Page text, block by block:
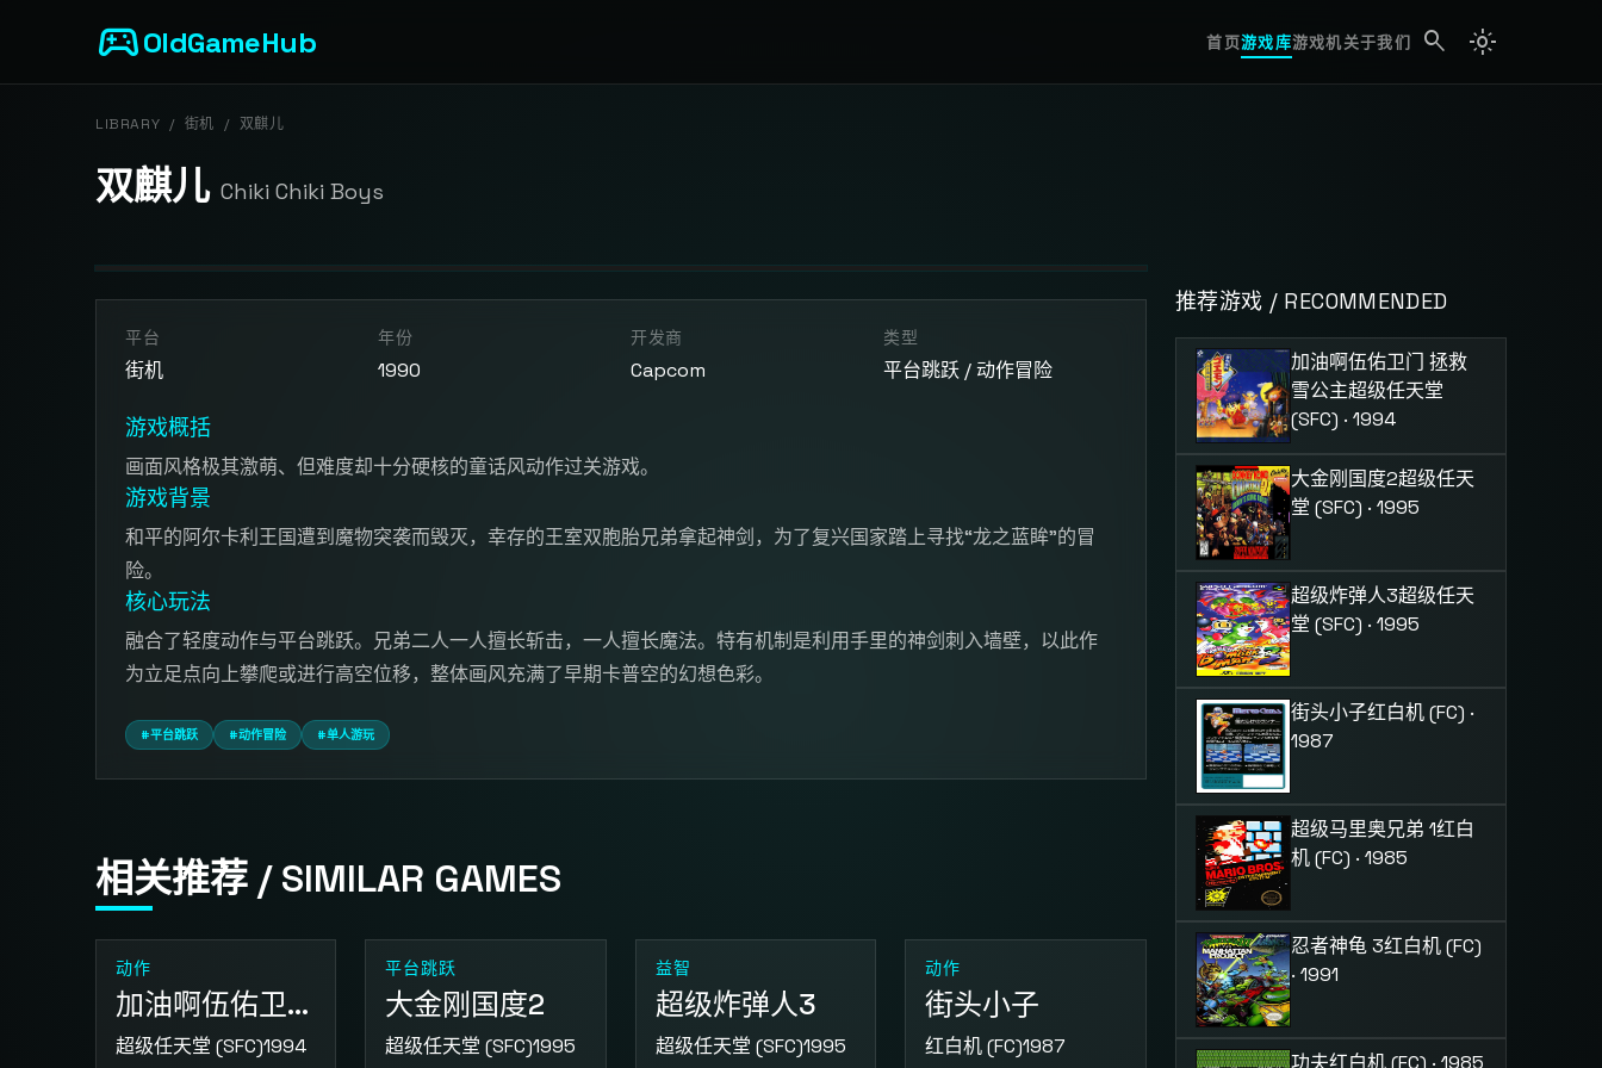
sports_esportsOldGameHub 首页游戏库游戏机关于我们 search light_mode
LIBRARY / 街机 / 双麒儿
双麒儿 Chiki Chiki Boys
开始游戏
点击按钮加载游戏模拟器
平台
街机
年份
1990
开发商
Capcom
类型
平台跳跃 / 动作冒险
游戏概括
画面风格极其激萌、但难度却十分硬核的童话风动作过关游戏。
游戏背景
和平的阿尔卡利王国遭到魔物突袭而毁灭，幸存的王室双胞胎兄弟拿起神剑，为了复兴国家踏上寻找“龙之蓝眸”的冒
险。
核心玩法
融合了轻度动作与平台跳跃。兄弟二人一人擅长斩击，一人擅长魔法。特有机制是利用手里的神剑刺入墙壁，以此作
为立足点向上攀爬或进行高空位移，整体画风充满了早期卡普空的幻想色彩。
#平台跳跃 #动作冒险 #单人游玩
相关推荐 / SIMILAR GAMES
动作
加油啊伍佑卫门 拯救雪公主
超级任天堂 (SFC)1994
平台跳跃
大金刚国度2
超级任天堂 (SFC)1995
益智
超级炸弹人3
超级任天堂 (SFC)1995
动作
街头小子
红白机 (FC)1987
推荐游戏 / RECOMMENDED
加油啊伍佑卫门 拯救
雪公主超级任天堂
(SFC) · 1994
大金刚国度2超级任天
堂 (SFC) · 1995
超级炸弹人3超级任天
堂 (SFC) · 1995
街头小子红白机 (FC) ·
1987
超级马里奥兄弟 1红白
机 (FC) · 1985
忍者神龟 3红白机 (FC)
· 1991
功夫红白机 (FC) · 1985